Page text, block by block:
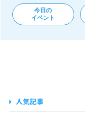
今日の
イベント